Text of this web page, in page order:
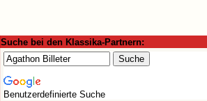
Suche bei den Klassika-Partnern:
Benutzerdefinierte Suche